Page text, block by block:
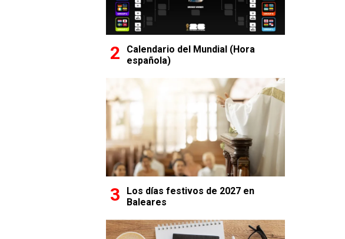
Calendario del Mundial (Hora
española)
Los días festivos de 2027 en
Baleares